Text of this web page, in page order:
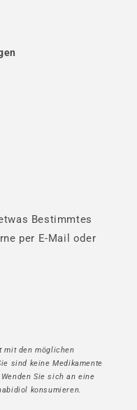
Bestimmtes
per E-Mail oder
mit den möglichen
sind keine Medikamente
Sie sich an eine
konsumieren.